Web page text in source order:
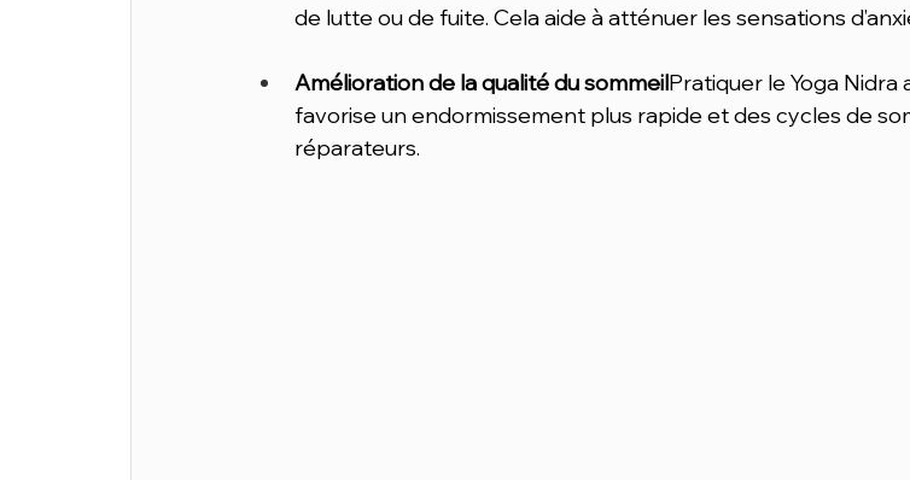
de lutte ou de fuite. Cela aide à atténuer les sensations
Amélioration de la qualité du sommeilPratiquer le Yoga
favorise un endormissement plus rapide et des cycles de
réparateurs.